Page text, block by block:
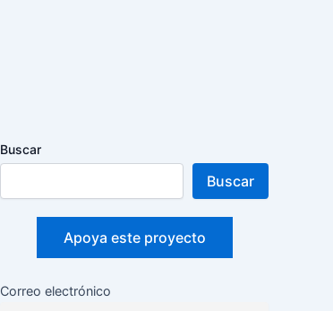
Buscar
Buscar
Apoya este proyecto
Correo electrónico